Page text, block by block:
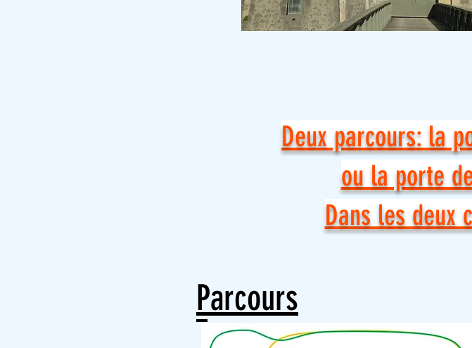
Deux parcours: la
ou la porte
Dans les deux
Parcours